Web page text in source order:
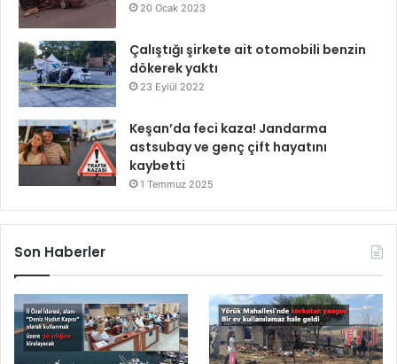
20 Ocak 2023
Çalıştığı şirkete ait otomobili benzin
dökerek yaktı
23 Eylül 2022
Keşan’da feci kaza! Jandarma
astsubay ve genç çift hayatını
kaybetti
1 Temmuz 2025
Son Haberler